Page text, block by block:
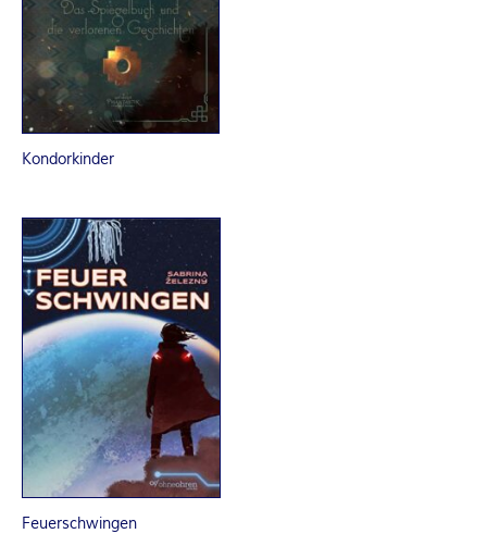
R
K
E
–
D
E
R
F
A
Kondorkinder
Feuerschwingen